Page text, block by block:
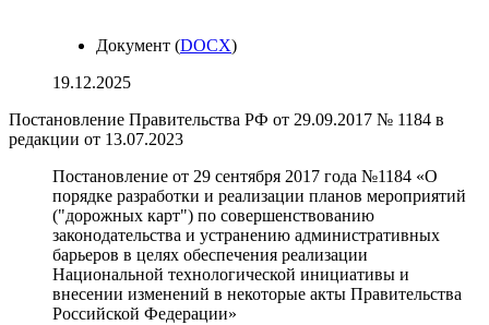
Документ (DOCX)
19.12.2025
Постановление Правительства РФ от 29.09.2017 № 1184 в
редакции от 13.07.2023
Постановление от 29 сентября 2017 года №1184 «О
порядке разработки и реализации планов мероприятий
("дорожных карт") по совершенствованию
законодательства и устранению административных
барьеров в целях обеспечения реализации
Национальной технологической инициативы и
внесении изменений в некоторые акты Правительства
Российской Федерации»